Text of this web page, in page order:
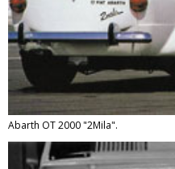
Abarth OT 2000 "2Mila".